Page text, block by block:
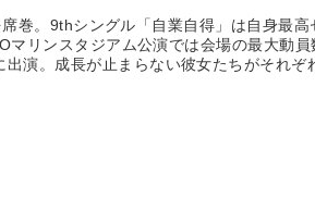
。9thシングル「自業自得」は自身最
リンスタジアム公演では会場の最大動
演。成長が止まらない彼女たちがそれ